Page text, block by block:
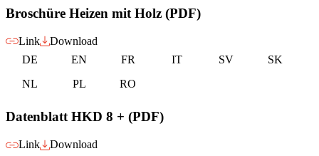
Broschüre Heizen mit Holz (PDF)
Link
Download
DE
EN FR IT SV
SK
NL
PL RO
Datenblatt HKD 8 + (PDF)
Link
Download